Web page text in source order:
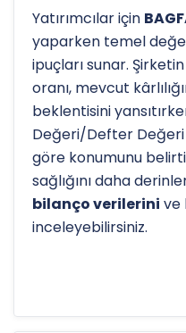
Yatırımcılar için
yaparken temel
ipuçları sunar. Şirketin
oranı, mevcut
beklentisini
Değeri/Defter Değeri
göre konumunu
sağlığını daha
bilanço verilerini ve
inceleyebilirsiniz.
Hissenin uzun vadeli
analizgöstergeleri